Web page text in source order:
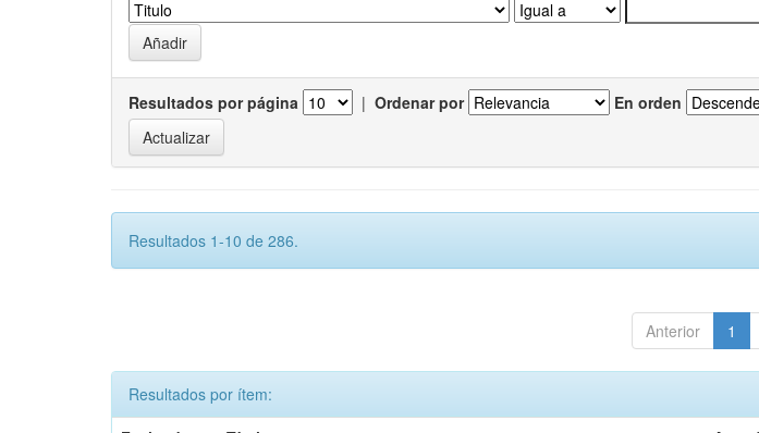
Resultados por página | Ordenar por En orden
Resultados 1-10 de 286.
Anterior 1
Resultados por ítem: